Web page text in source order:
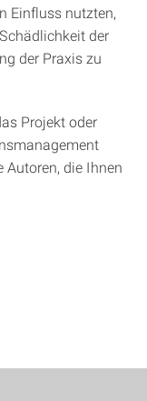
Einfluss nutzten,
der
der Praxis zu
Projekt oder
Autoren, die Ihnen